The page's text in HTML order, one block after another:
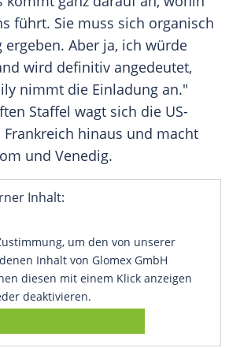
führt. Sie muss sich organisch
Aber ja, ich würde
wird definitiv angedeutet,
nimmt die Einladung an."
Staffel wagt sich die US-
hinaus und macht
und Venedig.
Inhalt:
um den von unserer
Inhalt von Glomex GmbH
diesen mit einem Klick anzeigen
deaktivieren.